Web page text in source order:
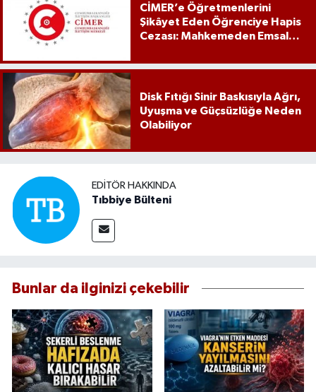
CİMER’e Öğretmenlerini
Şikâyet Eden Öğrenciye Hapis
Cezası: Mahkemeden Emsal
Disk Fıtığı Sinir Baskısıyla Ağrı,
Uyuşma ve Güçsüzlüğe Neden
Olabiliyor
EDITÖR HAKKINDA
Tıbbiye Bülteni
Bunlar da ilginizi çekebilir